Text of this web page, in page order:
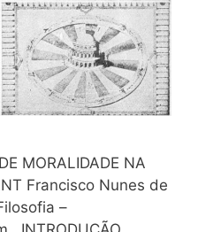
MORALIDADE NA
Francisco Nunes de
–